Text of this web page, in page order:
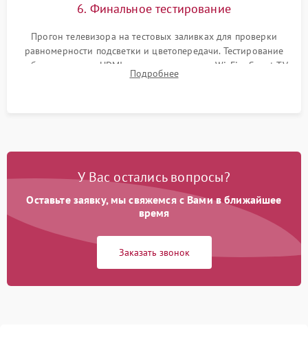
6. Финальное тестирование
Прогон телевизора на тестовых заливках для проверки
равномерности подсветки и цветопередачи. Тестирование
работы разъемов HDMI, динамиков, модуля Wi-Fi и Smart TV
в рабочем режиме в течение нескольких часов.
Подробнее
У Вас остались вопросы?
Оставьте заявку, мы свяжемся с Вами в ближайшее
время
Заказать звонок